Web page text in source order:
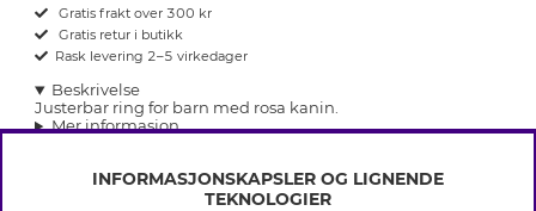
Gratis frakt over 300 kr
Gratis retur i butikk
Rask levering 2–5 virkedager
Beskrivelse
Justerbar ring for barn med rosa kanin.
Mer informasjon
INFORMASJONSKAPSLER OG LIGNENDE
TEKNOLOGIER